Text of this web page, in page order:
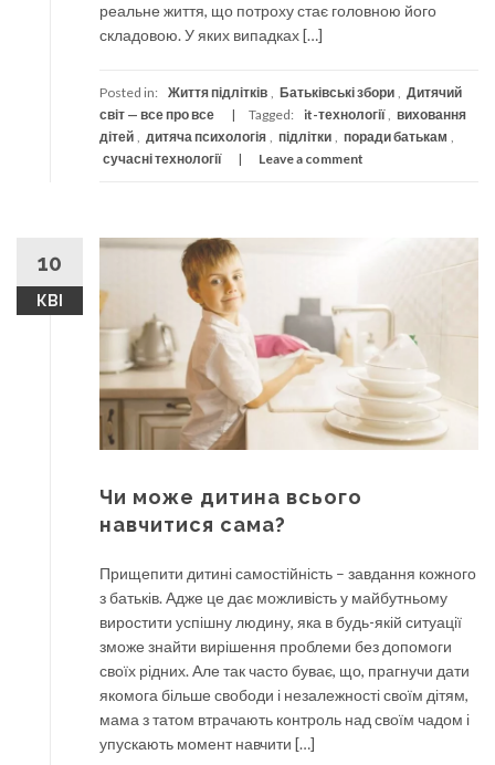
реальне життя, що потроху стає головною його
складовою. У яких випадках […]
Posted in: Життя підлітків , Батьківські збори , Дитячий
світ — все про все
Tagged: it-технології , виховання
дітей , дитяча психологія , підлітки , поради батькам ,
сучасні технології
Leave a comment
10
КВІ
Чи може дитина всього
навчитися сама?
Прищепити дитині самостійність – завдання кожного
з батьків. Адже це дає можливість у майбутньому
виростити успішну людину, яка в будь-якій ситуації
зможе знайти вирішення проблеми без допомоги
своїх рідних. Але так часто буває, що, прагнучи дати
якомога більше свободи і незалежності своїм дітям,
мама з татом втрачають контроль над своїм чадом і
упускають момент навчити […]